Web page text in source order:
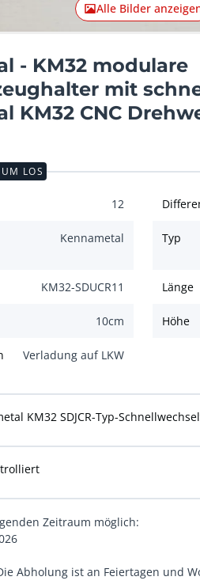
Alle Bilder
- KM32 modulare
mit
KM32 CNC
LOS
12
Kennametal Typ
KM32-SDUCR11 Länge
10cm Höhe
Verladung auf LKW
KM32 SDJCR-Typ-
Zeitraum möglich:
Abholung ist an Feiertagen und